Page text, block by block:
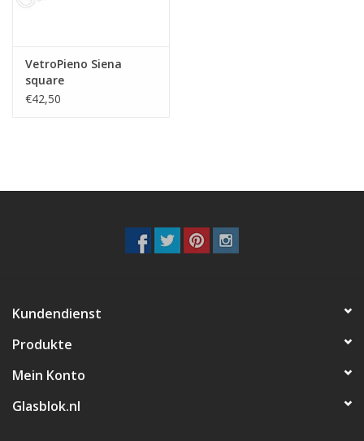
VetroPieno Siena
square
€42,50
Kundendienst
Produkte
Mein Konto
Glasblok.nl